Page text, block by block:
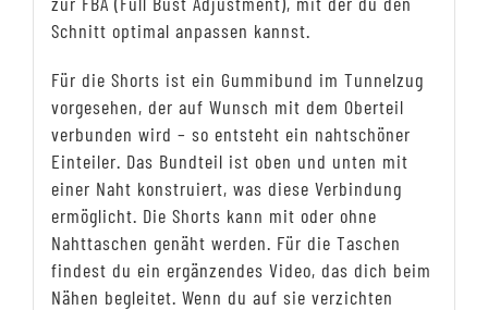
Schnitt optimal anpassen kannst.
Für die Shorts ist ein Gummibund im Tunnelzug
vorgesehen, der auf Wunsch mit dem Oberteil
verbunden wird – so entsteht ein nahtschöner
Einteiler. Das Bundteil ist oben und unten mit
einer Naht konstruiert, was diese Verbindung
ermöglicht. Die Shorts kann mit oder ohne
Nahttaschen genäht werden. Für die Taschen
findest du ein ergänzendes Video, das dich beim
Nähen begleitet. Wenn du auf sie verzichten